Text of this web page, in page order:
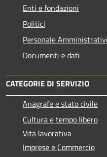
Enti e fondazioni
Politici
Personale
Documenti e dati
CATEGORIE DI SERVIZIO
Anagrafe e stato civile
Cultura e tempo libero
Vita lavorativa
Imprese e Commercio